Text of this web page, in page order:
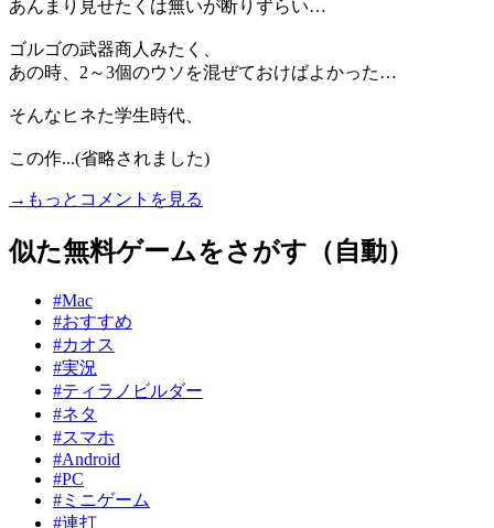
あんまり見せたくは無いが断りずらい…
ゴルゴの武器商人みたく、
あの時、2～3個のウソを混ぜておけばよかった…
そんなヒネた学生時代、
この作...(省略されました)
→もっとコメントを見る
似た無料ゲームをさがす（自動）
#Mac
#おすすめ
#カオス
#実況
#ティラノビルダー
#ネタ
#スマホ
#Android
#PC
#ミニゲーム
#連打